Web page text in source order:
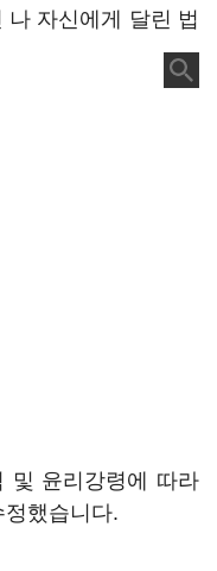
자신에게 달린 법
및 윤리강령에 따라
정했습니다.